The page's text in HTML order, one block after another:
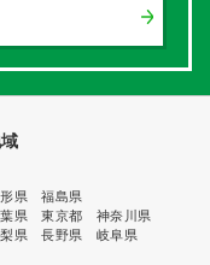
県
福島県
県 東京都
神奈川県
県 長野県
岐阜県